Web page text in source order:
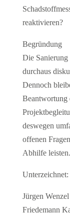
reaktivieren?
Begründung
Die
durchaus
Dennoch
Beantwortung
deswegen
offenen
Abhilfe leisten.
Unterzeichnet:
Jürgen Wenzel
Friedemann